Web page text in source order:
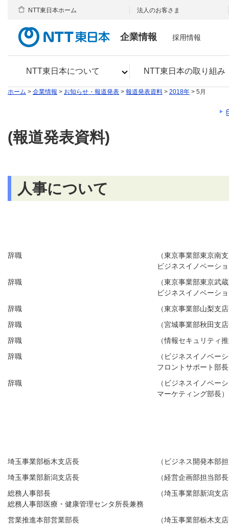
企業情報
NTT東日本について NTT東日本の取り組み
NTT東日本ホーム 法人のお客さま
採用情報
ホーム > 企業情報 > お知らせ・報道発表 > 報道発表資料 > 2018年 > 5月
(報道発表資料)
人事について
辞職
（東京事業部東京南
ビジネスイノベーシ
辞職
（東京事業部東京武
ビジネスイノベーシ
辞職
（東京事業部山梨支
辞職
（宮城事業部秋田支
辞職
（情報セキュリティ
辞職
（ビジネスイノベー
フロントサポート部
辞職
（ビジネスイノベー
マーケティング部長）
埼玉事業部栃木支店長
（ビジネス開発本部
埼玉事業部新潟支店長
（経営企画部担当部
総務人事部長
総務人事部医療・健康管理センタ所長兼務
（埼玉事業部新潟支
営業推進本部営業部長 （埼玉事業部栃木支